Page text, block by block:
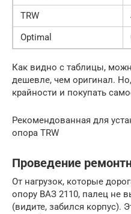
TRW
Optimal
Как видно с таблицы,
дешевле, чем оригинал.
крайности и покупать
Рекомендованная для
опора TRW
Проведение
От нагрузок, которые
опору ВАЗ 2110, палец не
(видите, забился корпус).